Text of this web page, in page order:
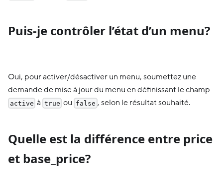
Puis-je contrôler l’état d’un menu?
Oui, pour activer/désactiver un menu, soumettez une
demande de mise à jour du menu en définissant le champ
active à true ou false , selon le résultat souhaité.
Quelle est la différence entre price
et base_price?